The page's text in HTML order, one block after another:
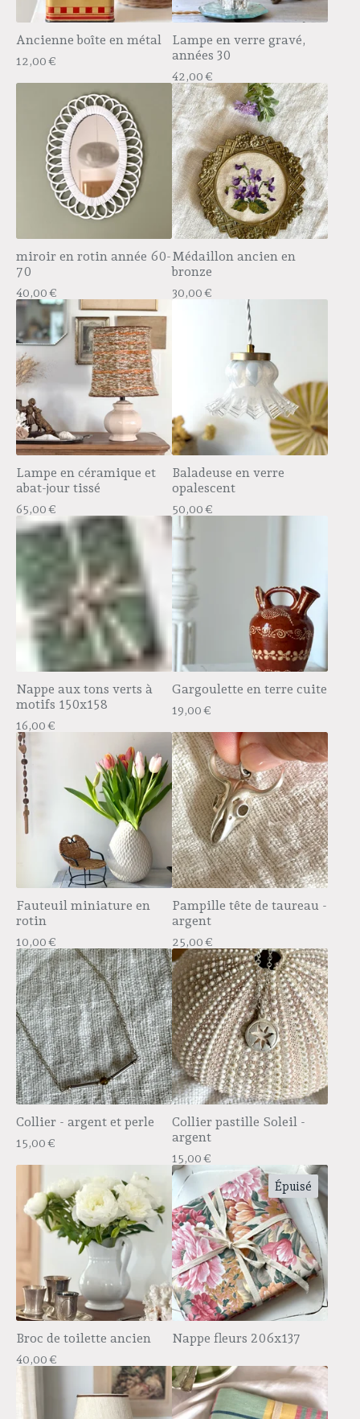
Ancienne boîte en métal
12,00€
Lampe en verre gravé,
années 30
42,00€
miroir en rotin année 60-
70
40,00€
Médaillon ancien en
bronze
30,00€
Lampe en céramique et
abat-jour tissé
65,00€
Baladeuse en verre
opalescent
50,00€
Nappe aux tons verts à
motifs 150x158
16,00€
Gargoulette en terre cuite
19,00€
Fauteuil miniature en
rotin
10,00€
Pampille tête de taureau -
argent
25,00€
Collier - argent et perle
15,00€
Collier pastille Soleil -
argent
15,00€
Broc de toilette ancien
40,00€
Épuisé
Nappe fleurs 206x137